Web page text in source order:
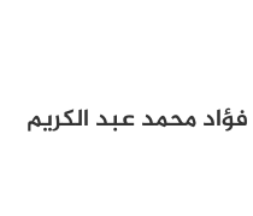
محمد عبد الكريم